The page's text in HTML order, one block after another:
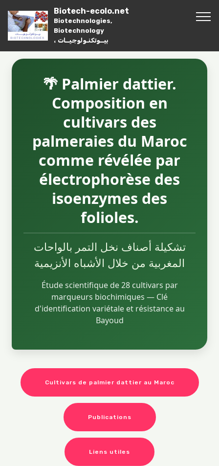
Biotech-ecolo.net
Biotechnologies,
Biotechnology
، بيــوتكنـولوجيــات
🌴 Palmier dattier.
Composition en
cultivars des
palmeraies du Maroc
comme révélée par
électrophorèse des
isoenzymes des
folioles.
تشكيلة أصناف نخل التمر بالواحات
المغربية من خلال الأشباه الأنزيمية
Étude scientifique de 28 cultivars par
marqueurs biochimiques — Clé
d'identification variétale et résistance au
Bayoud
Cultivars de palmier dattier au Maroc
Publications
Liens utiles